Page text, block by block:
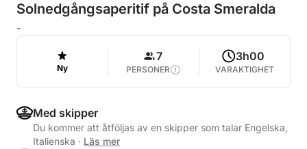
Solnedgångsaperitif på Costa Smeralda
-
Ny
7
PERSONER
3h00
VARAKTIGHET
Med skipper
Du kommer att åtföljas av en skipper som talar Engelska,
Italienska · Läs mer